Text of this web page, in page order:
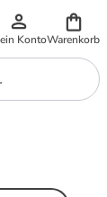
KontoWarenkorb